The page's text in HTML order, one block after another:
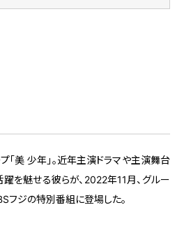
「美 少年」。近年主演ドラマや主演舞台
を魅せる彼らが、2022年11月、グルー
フジの特別番組に登場した。